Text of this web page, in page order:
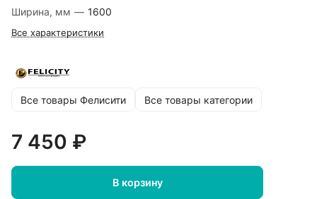
Ширина, мм — 1600
Все характеристики
Все товары Фелисити Все товары категории
7 450 ₽
В корзину